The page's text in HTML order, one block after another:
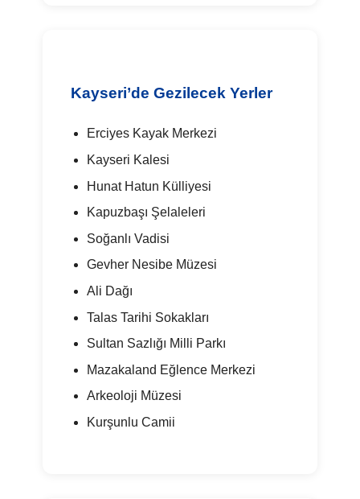
Kayseri’de Gezilecek Yerler
Erciyes Kayak Merkezi
Kayseri Kalesi
Hunat Hatun Külliyesi
Kapuzbaşı Şelaleleri
Soğanlı Vadisi
Gevher Nesibe Müzesi
Ali Dağı
Talas Tarihi Sokakları
Sultan Sazlığı Milli Parkı
Mazakaland Eğlence Merkezi
Arkeoloji Müzesi
Kurşunlu Camii